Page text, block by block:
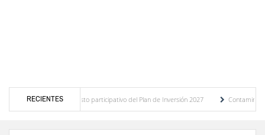
RECIENTES
del presupuesto participativo del Plan de Inversión 2027
Contaminación y